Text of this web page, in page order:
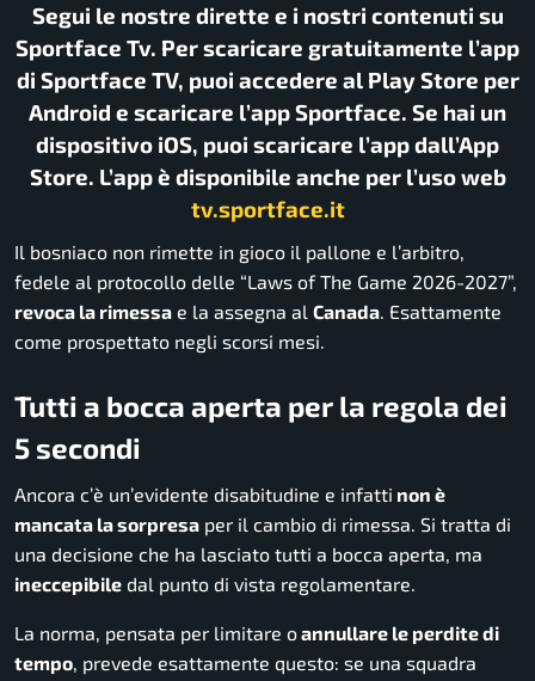
Segui le nostre dirette e i nostri contenuti su
Sportface Tv. Per scaricare gratuitamente l’app
di Sportface TV, puoi accedere al Play Store per
Android e scaricare l’app Sportface. Se hai un
dispositivo iOS, puoi scaricare l’app dall’App
Store. L’app è disponibile anche per l’uso web
tv.sportface.it
Il bosniaco non rimette in gioco il pallone e l’arbitro,
fedele al protocollo delle “Laws of The Game 2026-2027”,
revoca la rimessa e la assegna al Canada . Esattamente
come prospettato negli scorsi mesi.
Tutti a bocca aperta per la regola dei
5 secondi
Ancora c’è un’evidente disabitudine e infatti non è
mancata la sorpresa per il cambio di rimessa. Si tratta di
una decisione che ha lasciato tutti a bocca aperta, ma
ineccepibile dal punto di vista regolamentare.
La norma, pensata per limitare oannullare le perdite di
tempo, prevede esattamente questo: se una squadra